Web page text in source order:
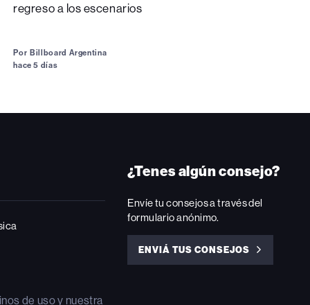
regreso a los escenarios
Por Billboard Argentina
hace 5 días
de usoy nuestra
¿Tenes algún consejo?
Envíe tu consejos a través del
formulario anónimo.
ENVIÁ TUS CONSEJOS
ENVIÁ